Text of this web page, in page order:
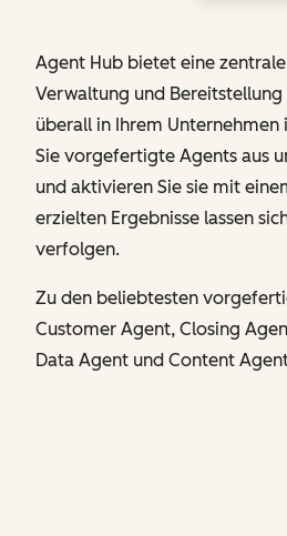
Agent Hub bietet eine
Verwaltung und Bereitstellung
überall in Ihrem Unternehmen
Sie vorgefertigte Agents aus
und aktivieren Sie sie mit
erzielten Ergebnisse lassen
verfolgen.
Zu den beliebtesten
Customer Agent, Closing
Data Agent und Content